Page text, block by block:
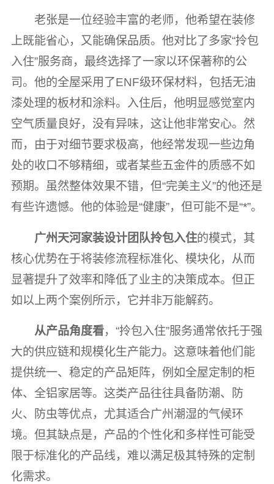
老张是一位经验丰富的老师，他希望在装修
上既能省心，又能确保品质。他对比了多家“拎包
入住”服务商，最终选择了一家以环保著称的公
司。他的全屋采用了ENF级环保材料，包括无油
漆处理的板材和涂料。入住后，他明显感觉室内
空气质量良好，没有异味，这让他非常安心。然
而，由于对细节要求极高，他经常发现一些边角
处的收口不够精细，或者某些五金件的质感不如
预期。虽然整体效果不错，但“完美主义”的他还是
有些许遗憾。他的体验是“健康”，但可能不是“*”。
广州天河家装设计团队拎包入住的模式，其
核心优势在于将装修流程标准化、模块化，从而
显著提升了效率和降低了业主的决策成本。但正
如以上两个案例所示，它并非万能解药。
从产品角度看，“拎包入住”服务通常依托于强
大的供应链和规模化生产能力。这意味着他们能
提供统一、稳定的产品矩阵，例如全屋定制的柜
体、全铝家居等。这类产品往往具备防潮、防
火、防虫等优点，尤其适合广州潮湿的气候环
境。但其缺点是，产品的个性化和多样性可能受
限于标准化的产品线，难以满足极其特殊的定制
化需求。